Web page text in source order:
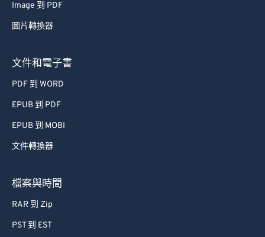
Image 到 PDF
圖片轉換器
文件和電子書
PDF 到 WORD
EPUB 到 PDF
EPUB 到 MOBI
文件轉換器
檔案與時間
RAR 到 Zip
PST 到 EST